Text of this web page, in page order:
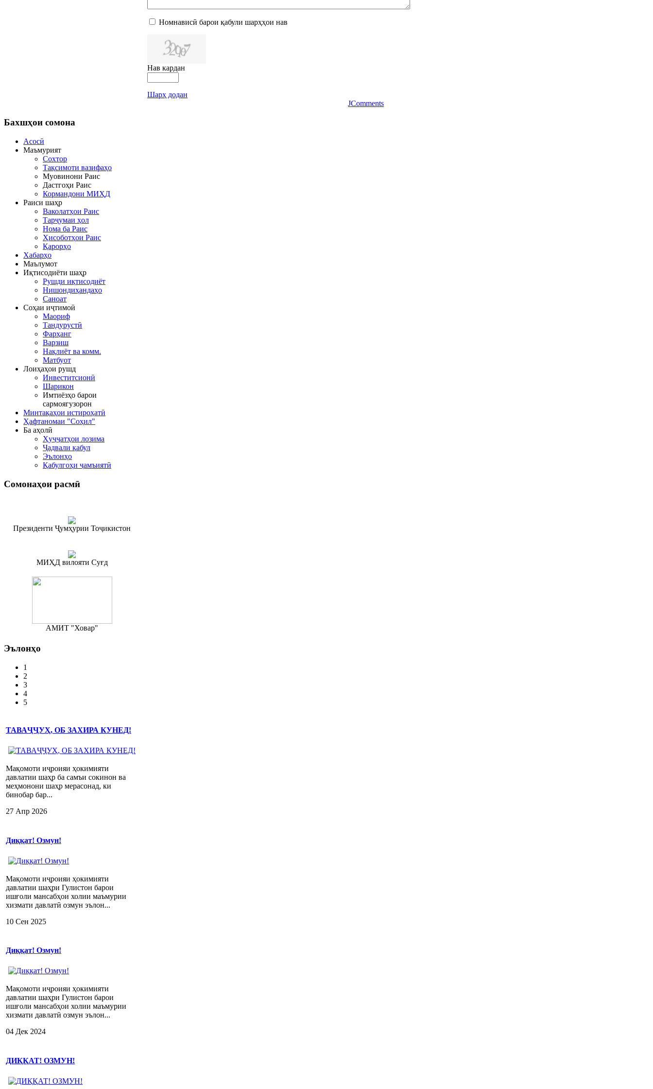
Номнависӣ барои қабули шарҳҳои нав
Нав кардан
Шарҳ додан
JComments
Бахшҳои сомона
Асосӣ
Маъмурият
Сохтор
Тақсимоти вазифаҳо
Муовинони Раис
Дастгоҳи Раис
Кормандони МИҲД
Раиси шаҳр
Ваколатҳои Раис
Тарҷумаи ҳол
Нома ба Раис
Ҳисоботҳои Раис
Қарорҳо
Хабарҳо
Маълумот
Иқтисодиёти шаҳр
Рушди иқтисодиёт
Нишондиҳандаҳо
Саноат
Соҳаи иҷтимоӣ
Маориф
Тандурустӣ
Фарҳанг
Варзиш
Нақлиёт ва комм.
Матбуот
Лоиҳаҳои рушд
Инвеститсионӣ
Шарикон
Имтиёзҳо барои
сармоягузорон
Минтақаҳои истироҳатӣ
Ҳафтаномаи "Соҳил"
Ба аҳолӣ
Ҳуҷҷатҳои лозима
Ҷадвали қабул
Эълонҳо
Қабулгоҳи ҷамъиятӣ
Сомонаҳои расмӣ
Президенти Ҷумҳурии Тоҷикистон
МИҲД вилояти Суғд
АМИТ "Ховар"
Эълонҳо
1
2
3
4
5
ТАВАҶҶУҲ, ОБ ЗАХИРА КУНЕД!
Мақомоти иҷроияи ҳокимияти
давлатии шаҳр ба самъи сокинон ва
меҳмонони шаҳр мерасонад, ки
бинобар бар...
27 Апр 2026
Диққат! Озмун!
Мақомоти иҷроияи ҳокимияти
давлатии шаҳри Гулистон барои
ишғоли мансабҳои холии маъмурии
хизмати давлатӣ озмун эълон...
10 Сен 2025
Диққат! Озмун!
Мақомоти иҷроияи ҳокимияти
давлатии шаҳри Гулистон барои
ишғоли мансабҳои холии маъмурии
хизмати давлатӣ озмун эълон...
04 Дек 2024
ДИҚҚАТ! ОЗМУН!